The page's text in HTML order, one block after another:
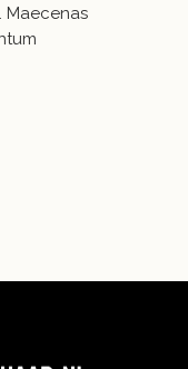
Maecenas